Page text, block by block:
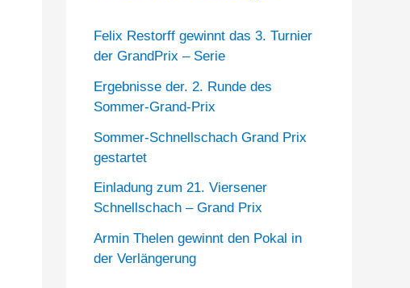
Felix Restorff gewinnt das 3. Turnier
der GrandPrix – Serie
Ergebnisse der. 2. Runde des
Sommer-Grand-Prix
Sommer-Schnellschach Grand Prix
gestartet
Einladung zum 21. Viersener
Schnellschach – Grand Prix
Armin Thelen gewinnt den Pokal in
der Verlängerung